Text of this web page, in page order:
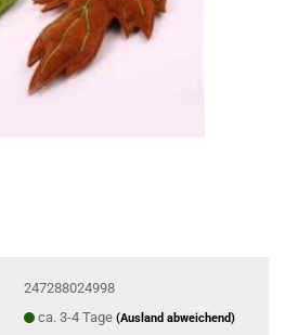
247288024998
ca. 3-4 Tage (Ausland abweichend)